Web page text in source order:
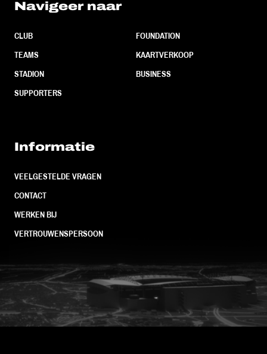
Navigeer naar
CLUB
TEAMS
STADION
SUPPORTERS
FOUNDATION
KAARTVERKOOP
BUSINESS
Informatie
VEELGESTELDE VRAGEN
CONTACT
WERKEN BIJ
VERTROUWENSPERSOON
FC Utrecht<br>vanuit<br>het